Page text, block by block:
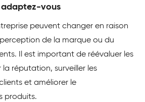
adaptez-vous
peuvent changer en raison
de la marque ou du
Il est important de réévaluer les
réputation, surveiller les
et améliorer le
produits.